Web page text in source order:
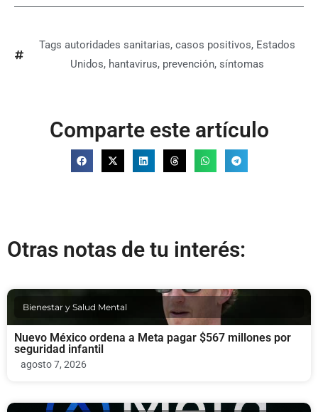
Tags autoridades sanitarias, casos positivos, Estados
Unidos, hantavirus, prevención, síntomas
Comparte este artículo
Otras notas de tu interés:
Bienestar y Salud Mental
Nuevo México ordena a Meta pagar $567 millones por
seguridad infantil
agosto 7, 2026